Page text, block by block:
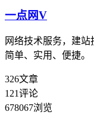
一点网V
网络技术服务，建站
简单、实用、便捷。
326文章
121评论
678067浏览